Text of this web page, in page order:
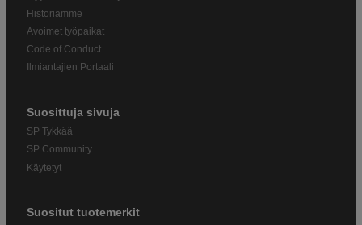
Historiamme
Avoimet työpaikat
Code of Conduct
Ilmiantajien Portaali
Suosittuja sivuja
SP Tykkää
SP Community
Käytetyt
Suositut tuotemerkit